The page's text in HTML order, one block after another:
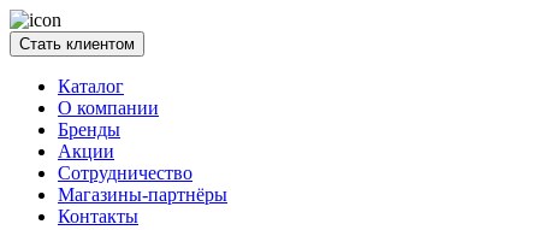
Стать клиентом
Каталог
О компании
Бренды
Акции
Сотрудничество
Магазины-партнёры
Контакты